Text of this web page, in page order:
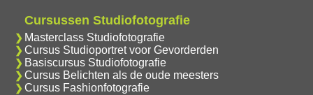
Cursussen Studiofotografie
Masterclass Studiofotografie
Cursus Studioportret voor Gevorderden
Basiscursus Studiofotografie
Cursus Belichten als de oude meesters
Cursus Fashionfotografie